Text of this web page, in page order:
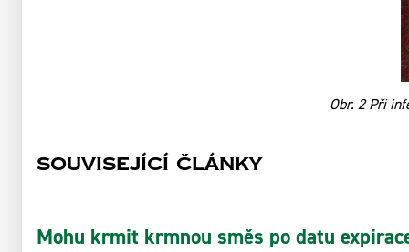
Obr. 2 Při
Související články
Mohu krmit krmnou směs po datu